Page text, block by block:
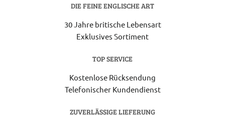
DIE FEINE ENGLISCHE ART
30 Jahre britische Lebensart
Exklusives Sortiment
TOP SERVICE
Kostenlose Rücksendung
Telefonischer Kundendienst
ZUVERLÄSSIGE LIEFERUNG